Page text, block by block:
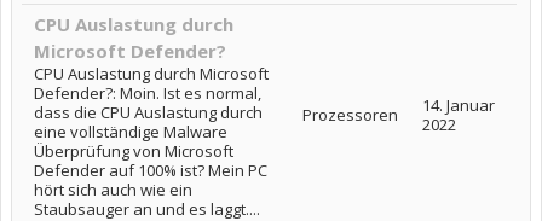
CPU Auslastung durch
Microsoft Defender?
CPU Auslastung durch Microsoft
Defender?: Moin. Ist es normal,
dass die CPU Auslastung durch
eine vollständige Malware
Überprüfung von Microsoft
Defender auf 100% ist? Mein PC
hört sich auch wie ein
Staubsauger an und es laggt....
Prozessoren
14. Januar
2022